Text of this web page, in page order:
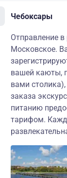
Чебоксары
Отправление
Московское.
вашей каюты,
вами
заказа
питанию
тарифом.